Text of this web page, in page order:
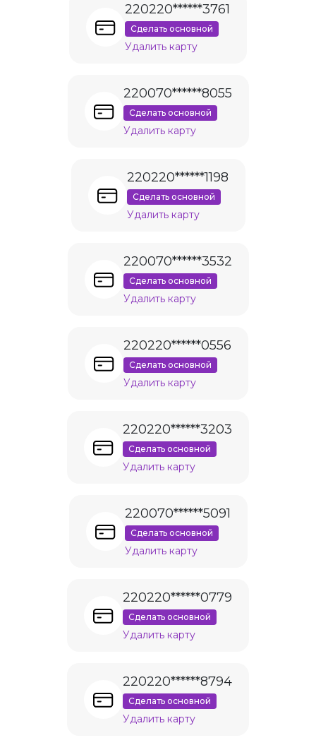
220220******3761
Сделать основной
Удалить карту
220070******8055
Сделать основной
Удалить карту
220220******1198
Сделать основной
Удалить карту
220070******3532
Сделать основной
Удалить карту
220220******0556
Сделать основной
Удалить карту
220220******3203
Сделать основной
Удалить карту
220070******5091
Сделать основной
Удалить карту
220220******0779
Сделать основной
Удалить карту
220220******8794
Сделать основной
Удалить карту